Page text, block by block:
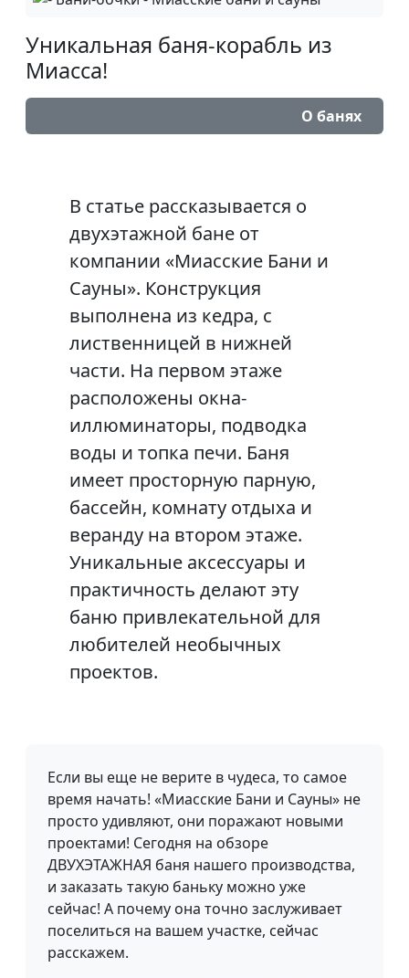
Уникальная баня-корабль из
Миасса!
О банях
В статье рассказывается о
двухэтажной бане от
компании «Миасские Бани и
Сауны». Конструкция
выполнена из кедра, с
лиственницей в нижней
части. На первом этаже
расположены окна-
иллюминаторы, подводка
воды и топка печи. Баня
имеет просторную парную,
бассейн, комнату отдыха и
веранду на втором этаже.
Уникальные аксессуары и
практичность делают эту
баню привлекательной для
любителей необычных
проектов.
Если вы еще не верите в чудеса, то самое
время начать! «Миасские Бани и Сауны» не
просто удивляют, они поражают новыми
проектами! Сегодня на обзоре
ДВУХЭТАЖНАЯ баня нашего производства,
и заказать такую баньку можно уже
сейчас! А почему она точно заслуживает
поселиться на вашем участке, сейчас
расскажем.